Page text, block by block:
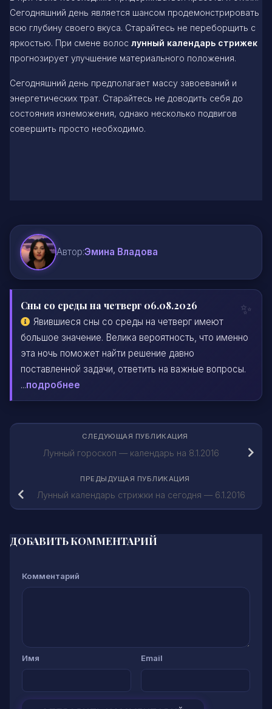
Сегодняшний день является шансом продемонстрировать
всю глубину своего вкуса. Старайтесь не переборщить с
яркостью. При смене волос лунный календарь стрижек
прогнозирует улучшение материального положения.
Сегодняшний день предполагает массу завоеваний и
энергетических трат. Старайтесь не доводить себя до
состояния изнеможения, однако несколько подвигов
совершить просто необходимо.
Автор:Эмина Владова
Сны со среды на четверг 06.08.2026
Явившиеся сны со среды на четверг имеют
большое значение. Велика вероятность, что именно
эта ночь поможет найти решение давно
поставленной задачи, ответить на важные вопросы.
...подробнее
СЛЕДУЮЩАЯ ПУБЛИКАЦИЯ
Лунный гороскоп — календарь на 8.1.2016
ПРЕДЫДУЩАЯ ПУБЛИКАЦИЯ
Лунный календарь стрижки на сегодня — 6.1.2016
ДОБАВИТЬ КОММЕНТАРИЙ
Комментарий
Имя Email